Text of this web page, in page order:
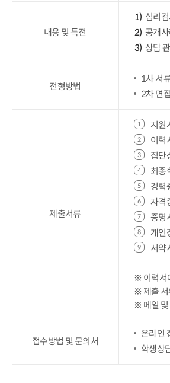
내용 및 특전
심리
공개
상담
전형방법
1차 서
2차 면
제출서류
지원
이력
집단
최종
경력
자격
증명
개인
서약
※ 이력서
※ 제출 서
※ 메일 및
접수방법 및 문의처
온라인
학생상